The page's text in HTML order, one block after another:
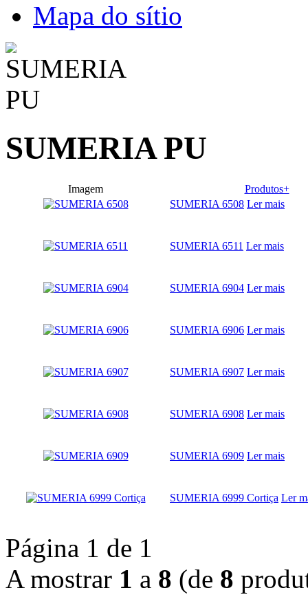
Mapa do sítio
SUMERIA PU
Imagem
Produtos+
SUMERIA 6508 Ler mais
SUMERIA 6511 Ler mais
SUMERIA 6904 Ler mais
SUMERIA 6906 Ler mais
SUMERIA 6907 Ler mais
SUMERIA 6908 Ler mais
SUMERIA 6909 Ler mais
SUMERIA 6999 Cortiça Ler
Página 1 de 1
A mostrar 1 a 8 (de 8